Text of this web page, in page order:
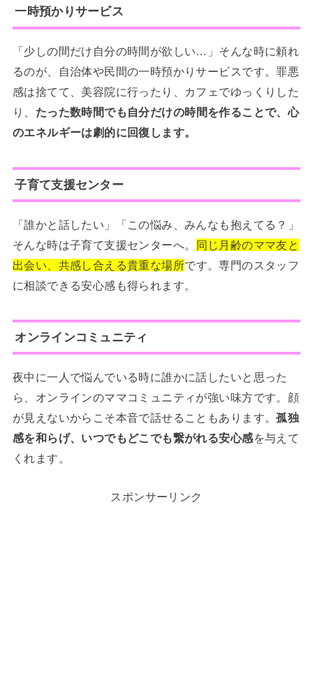
一時預かりサービス
「少しの間だけ自分の時間が欲しい…」そんな時に頼れ
るのが、自治体や民間の一時預かりサービスです。罪悪
感は捨てて、美容院に行ったり、カフェでゆっくりした
り、 たった数時間でも自分だけの時間を作ることで、心
のエネルギーは劇的に回復します。
子育て支援センター
「誰かと話したい」「この悩み、みんなも抱えてる？」
そんな時は子育て支援センターへ。 同じ月齢のママ友と
出会い、共感し合える貴重な場所です。専門のスタッフ
に相談できる安心感も得られます。
オンラインコミュニティ
夜中に一人で悩んでいる時に誰かに話したいと思った
ら、オンラインのママコミュニティが強い味方です。顔
が見えないからこそ本音で話せることもあります。孤独
感を和らげ、いつでもどこでも繋がれる安心感を与えて
くれます。
スポンサーリンク